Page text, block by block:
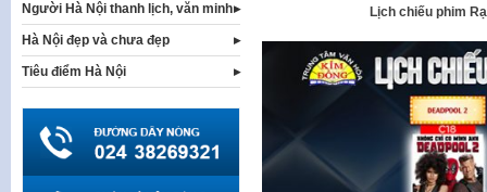
Lịch chiếu phim
Người Hà Nội thanh lịch, văn minh
Hà Nội đẹp và chưa đẹp
Tiêu điểm Hà Nội